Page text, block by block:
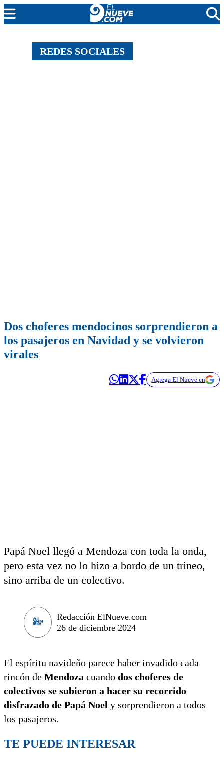
MENDOZA
CADA DÍA
REDES SOCIALES
Dos choferes mendocinos sorprendieron a
los pasajeros en Navidad y se volvieron
virales
Agrega El Nueve en
Papá Noel llegó a Mendoza con toda la onda,
pero esta vez no lo hizo a bordo de un trineo,
sino arriba de un colectivo.
Redacción ElNueve.com
26 de diciembre 2024
El espíritu navideño parece haber invadido cada
rincón de Mendoza cuando dos choferes de
colectivos se subieron a hacer su recorrido
disfrazado de Papá Noel y sorprendieron a todos
los pasajeros.
TE PUEDE INTERESAR